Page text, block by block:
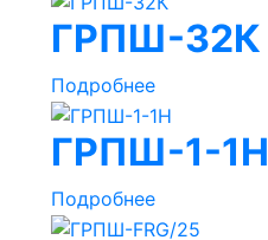
ГРПШ-32К
Подробнее
ГРПШ-1-1Н
Подробнее